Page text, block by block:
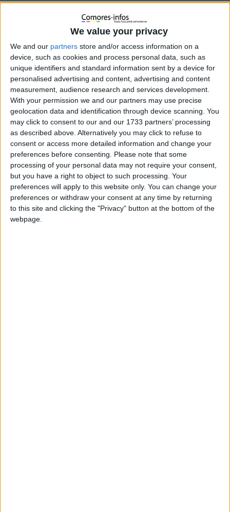
We value your privacy
We and our partners store and/or access information on a
device, such as cookies and process personal data, such as
unique identifiers and standard information sent by a device for
personalised advertising and content, advertising and content
measurement, audience research and services development.
With your permission we and our partners may use precise
geolocation data and identification through device scanning. You
may click to consent to our and our 1733 partners’ processing
as described above. Alternatively you may click to refuse to
consent or access more detailed information and change your
preferences before consenting.
Please note that some
processing of your personal data may not require your consent,
but you have a right to object to such processing. Your
preferences will apply to this website only. You can change your
preferences or withdraw your consent at any time by returning
to this site and clicking the "Privacy" button at the bottom of the
webpage.
Politique de cookies (UE)
Comores
Salma n’est pas restée en France, elle
rentre aux Comores
31 octobre 2022 La Rédaction Sans Détour